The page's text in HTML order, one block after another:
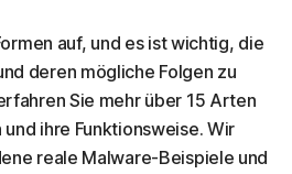
Malware
Malware aller Art
zu den verschiedenen
auf, und es ist wichtig, die
deren mögliche Folgen zu
Sie mehr über 15 Arten
ihre Funktionsweise. Wir
reale Malware-Beispiele und